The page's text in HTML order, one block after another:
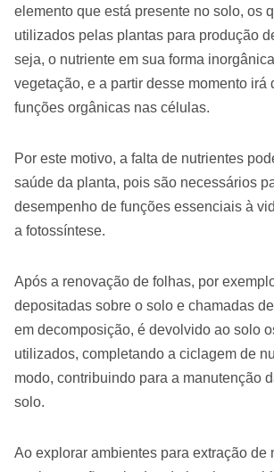
elemento que está presente no solo, os
utilizados pelas plantas para produção
seja, o nutriente em sua forma
vegetação, e a partir desse momento irá
funções orgânicas nas células.
Por este motivo, a falta de nutrientes
saúde da planta, pois são necessários
desempenho de funções essenciais à
a fotossíntese.
Após a renovação de folhas, por
depositadas sobre o solo e chamadas
em decomposição, é devolvido ao solo
utilizados, completando a ciclagem de
modo, contribuindo para a manutenção
solo.
Ao explorar ambientes para extração de